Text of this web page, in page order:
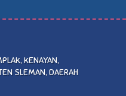
KENAYAN,
SLEMAN, DAERAH